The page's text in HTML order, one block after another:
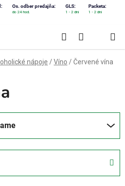
Os. odber predajňa: GLS: Packeta:
do 24 hod. 1 - 2 dni 1 - 2 dni
Hľadať
KOŠÍK
nápoje /Víno / Červené vína